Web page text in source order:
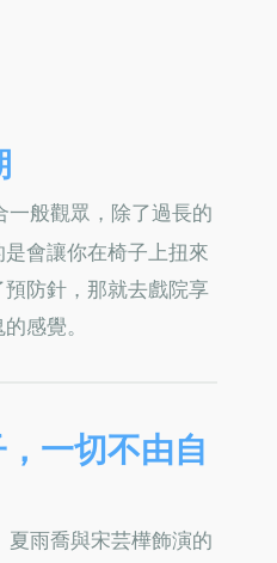
一般觀眾，除了過長的
會讓你在椅子上扭來
防針，那就去戲院享
感覺。
一切不由自
雨喬與宋芸樺飾演的